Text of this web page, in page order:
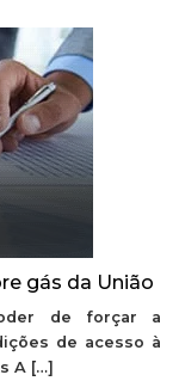
gás da União
de forçar a
de acesso à
A […]